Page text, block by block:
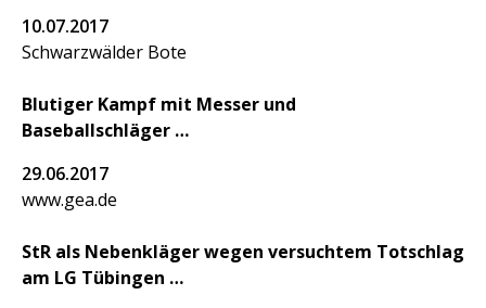
10.07.2017
Schwarzwälder Bote
Blutiger Kampf mit Messer und
Baseballschläger
29.06.2017
www.gea.de
StR als Nebenkläger wegen versuchtem Totschlag
am LG Tübingen